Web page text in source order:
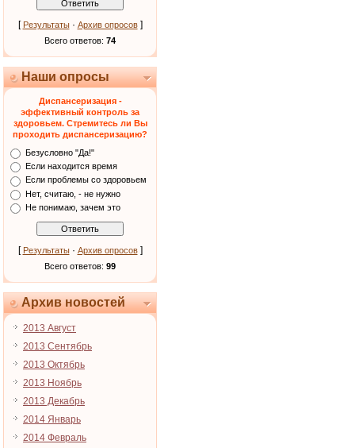
[ Результаты· Архив опросов]
Всего ответов: 74
Наши опросы
Диспансеризация -
эффективный контроль за
здоровьем. Стремитесь ли Вы
проходить диспансеризацию?
Безусловно "Да!"
Если находится время
Если проблемы со здоровьем
Нет, считаю, - не нужно
Не понимаю, зачем это
[ Результаты· Архив опросов]
Всего ответов: 99
Архив новостей
2013 Август
2013 Сентябрь
2013 Октябрь
2013 Ноябрь
2013 Декабрь
2014 Январь
2014 Февраль